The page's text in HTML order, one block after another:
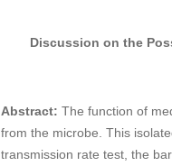
Discussion on the
Abstract: The function of
from the microbe. This
transmission rate test, the